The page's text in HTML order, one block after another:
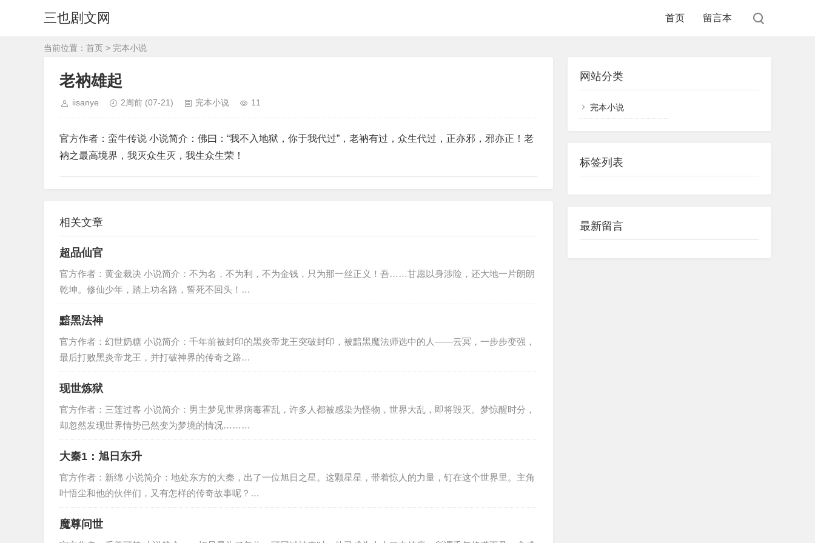
三也剧文网 首页 留言本
当前位置： 首页 > 完本小说
老衲雄起
iisanye 2周前 (07-21) 完本小说 11
官方作者：蛮牛传说 小说简介：佛曰：“我不入地狱，你于我代过”，老衲有过，众生代过，正亦邪，邪亦正！老
衲之最高境界，我灭众生灭，我生众生荣！
相关文章
超品仙官
官方作者：黄金裁决 小说简介：不为名，不为利，不为金钱，只为那一丝正义！吾……甘愿以身涉险，还大地一片朗朗
乾坤。修仙少年，踏上功名路，誓死不回头！…
黯黑法神
官方作者：幻世奶糖 小说简介：千年前被封印的黑炎帝龙王突破封印，被黯黑魔法师选中的人——云冥，一步步变强，
最后打败黑炎帝龙王，并打破神界的传奇之路…
现世炼狱
官方作者：三莲过客 小说简介：男主梦见世界病毒霍乱，许多人都被感染为怪物，世界大乱，即将毁灭。梦惊醒时分，
却忽然发现世界情势已然变为梦境的情况………
大秦1：旭日东升
官方作者：新绵 小说简介：地处东方的大秦，出了一位旭日之星。这颗星星，带着惊人的力量，钉在这个世界里。主角
叶悟尘和他的伙伴们，又有怎样的传奇故事呢？…
魔尊问世
网站分类
完本小说
标签列表
最新留言